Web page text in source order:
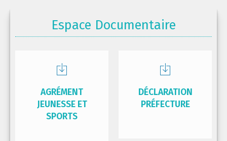
Espace Documentaire
AGRÉMENT
JEUNESSE ET
SPORTS
DÉCLARATION
PRÉFECTURE